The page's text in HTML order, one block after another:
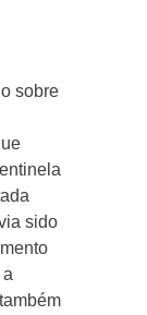
sobre
sido